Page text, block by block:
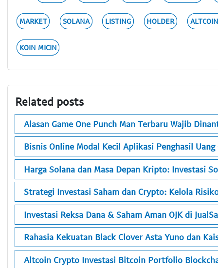
MARKET SOLANA LISTING HOLDER
KOIN MICIN
Related posts
Alasan Game One Punch Man Terbaru Wajib
Bisnis Online Modal Kecil Aplikasi Penghasil Uang
Harga Solana dan Masa Depan Kripto: Investasi
Strategi Investasi Saham dan Crypto: Kelola
Investasi Reksa Dana & Saham Aman OJK di
Rahasia Kekuatan Black Clover Asta Yuno dan
Altcoin Crypto Investasi Bitcoin Portfolio